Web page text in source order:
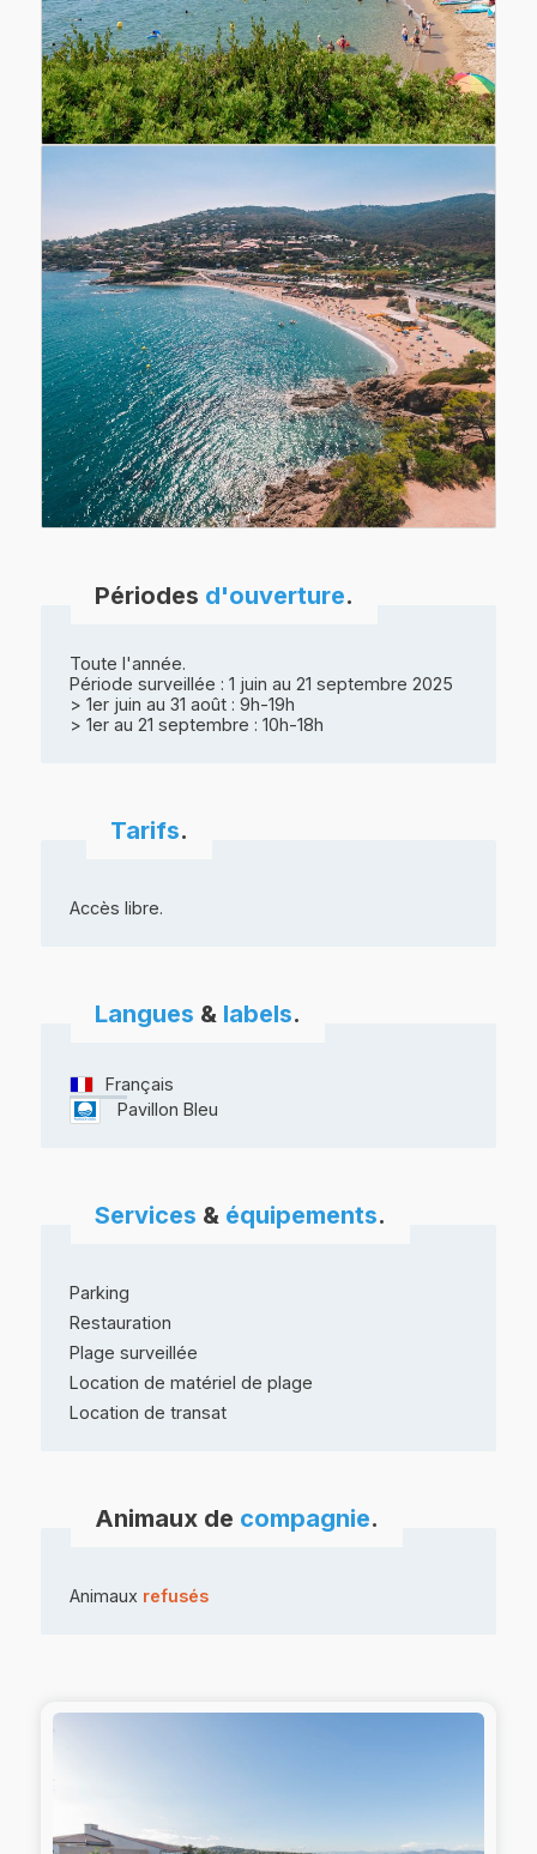
Périodes d'ouverture.
Toute l'année.
Période surveillée : 1 juin au 21 septembre 2025
> 1er juin au 31 août : 9h-19h
> 1er au 21 septembre : 10h-18h
Tarifs.
Accès libre.
Langues & labels.
Français
Pavillon Bleu
Services & équipements.
Parking
Restauration
Plage surveillée
Location de matériel de plage
Location de transat
Animaux de compagnie.
Animaux refusés